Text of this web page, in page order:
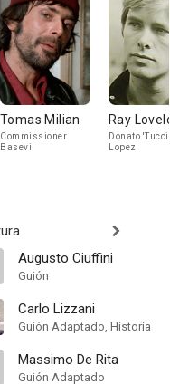
Tomas Milian
Commissioner
Basevi
Ray
Donato
Lopez
Augusto Ciuffini
Guión
Carlo Lizzani
Guión Adaptado, Historia
Massimo De Rita
Guión Adaptado